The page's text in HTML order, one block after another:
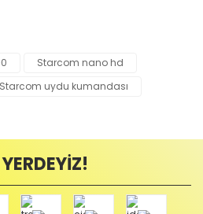
Starcom nano hd
Starcom uydu kumandası